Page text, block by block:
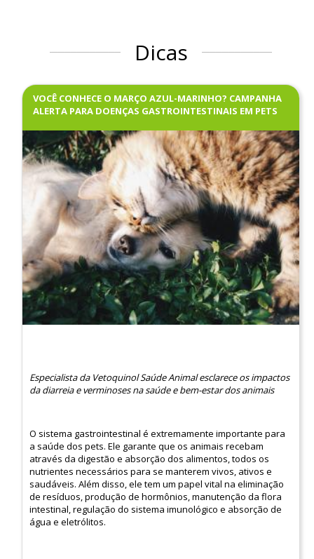
Dicas
VOCÊ CONHECE O MARÇO AZUL-MARINHO? CAMPANHA
ALERTA PARA DOENÇAS GASTROINTESTINAIS EM PETS
Especialista da Vetoquinol Saúde Animal esclarece os impactos
da diarreia e verminoses na saúde e bem-estar dos animais
O sistema gastrointestinal é extremamente importante para
a saúde dos pets. Ele garante que os animais recebam
através da digestão e absorção dos alimentos, todos os
nutrientes necessários para se manterem vivos, ativos e
saudáveis. Além disso, ele tem um papel vital na eliminação
de resíduos, produção de hormônios, manutenção da flora
intestinal, regulação do sistema imunológico e absorção de
água e eletrólitos.